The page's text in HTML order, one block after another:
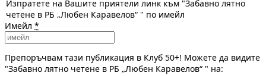
Изпратете на Вашите приятели линк към "Забавно лятно
четене в РБ „Любен Каравелов“ " по имейл
Имейл *
Препоръчвам тази публикация в Клуб 50+! Можете да видите
"Забавно лятно четене в РБ „Любен Каравелов“ " на: